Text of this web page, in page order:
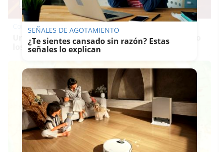
Corepunk MMORPG
Un verdadero MMORPG de la vieja escuela ¡Cómo
los de antes, pero mejor!
SEÑALES DE AGOTAMIENTO
¿Te sientes cansado sin razón? Estas
señales lo explican